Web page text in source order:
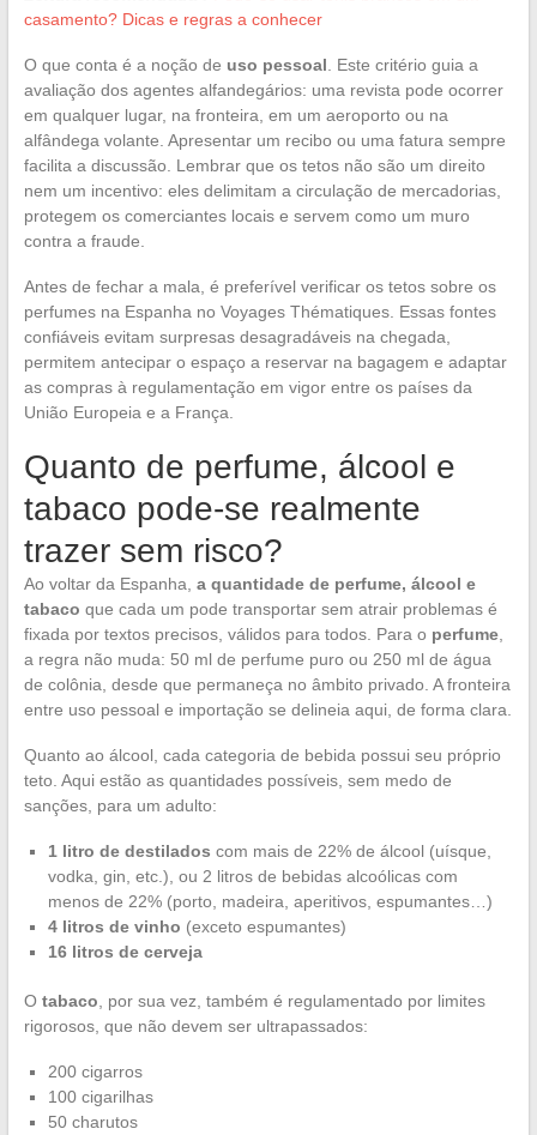
casamento? Dicas e regras a conhecer
O que conta é a noção de uso pessoal . Este critério guia a
avaliação dos agentes alfandegários: uma revista pode ocorrer
em qualquer lugar, na fronteira, em um aeroporto ou na
alfândega volante. Apresentar um recibo ou uma fatura sempre
facilita a discussão. Lembrar que os tetos não são um direito
nem um incentivo: eles delimitam a circulação de mercadorias,
protegem os comerciantes locais e servem como um muro
contra a fraude.
Antes de fechar a mala, é preferível verificar os tetos sobre os
perfumes na Espanha no Voyages Thématiques. Essas fontes
confiáveis evitam surpresas desagradáveis na chegada,
permitem antecipar o espaço a reservar na bagagem e adaptar
as compras à regulamentação em vigor entre os países da
União Europeia e a França.
Quanto de perfume, álcool e
tabaco pode-se realmente
trazer sem risco?
Ao voltar da Espanha, a quantidade de perfume, álcool e
tabaco que cada um pode transportar sem atrair problemas é
fixada por textos precisos, válidos para todos. Para o perfume,
a regra não muda: 50 ml de perfume puro ou 250 ml de água
de colônia, desde que permaneça no âmbito privado. A fronteira
entre uso pessoal e importação se delineia aqui, de forma clara.
Quanto ao álcool, cada categoria de bebida possui seu próprio
teto. Aqui estão as quantidades possíveis, sem medo de
sanções, para um adulto:
1 litro de destilados com mais de 22% de álcool (uísque,
vodka, gin, etc.), ou 2 litros de bebidas alcoólicas com
menos de 22% (porto, madeira, aperitivos, espumantes…)
4 litros de vinho (exceto espumantes)
16 litros de cerveja
O tabaco , por sua vez, também é regulamentado por limites
rigorosos, que não devem ser ultrapassados:
200 cigarros
100 cigarilhas
50 charutos